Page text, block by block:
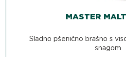
MASTER
Sladno pšenično brašno s
snagom